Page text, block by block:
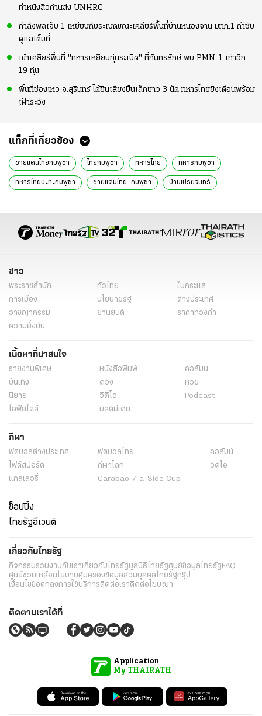
ทำหนังสือค้านส่ง UNHRC
กำลังพลเจ็บ 1 เหยียบกับระเบิดขณะเคลียร์พื้นที่บ้านหนองจาน มทภ.1 กำชับ
ดูแลเต็มที่
เข้าเคลียร์พื้นที่ "ทหารเหยียบทุ่นระเบิด" ที่กันทรลักษ์ พบ PMN-1 เก่าอีก
19 ทุ่น
พื้นที่ช่องเหว จ.สุรินทร์ ได้ยินเสียงปืนเล็กยาว 3 นัด ทหารไทยยิงเตือนพร้อม
เฝ้าระวัง
แท็กที่เกี่ยวข้อง
ชายแดนไทยกัมพูชา ไทยกัมพูชา ทหารไทย ทหารกัมพูชา
ทหารไทยปะทะกัมพูชา ชายแดนไทย–กัมพูชา บ้านเปรยจันทร์
ข่าว
พระราชสำนัก ทั่วไทย
ในกระแส
การเมือง
นโยบายรัฐ
ต่างประเทศ
อาชญากรรม
ยานยนต์
ราคาทองคำ
ความยั่งยืน
เนื้อหาที่น่าสนใจ
รายงานพิเศษ หนังสือพิมพ์
คอลัมน์
บันเทิง
ดวง
หวย
นิยาย
วิดีโอ
Podcast
ไลฟ์สไตล์
มัลติมีเดีย
กีฬา
ฟุตบอลต่่างประเทศ ฟุตบอลไทย
คอลัมน์
ไฟต์สปอร์ต
กีฬาโลก
วิดีโอ
แกลเลอรี่
Carabao 7-a-Side Cup
ช็อปปิ้ง
ไทยรัฐอีเวนต์
เกี่ยวกับไทยรัฐ
กิจกรรมร่วมงานกับเราเกี่ยวกับไทยรัฐมูลนิธิไทยรัฐศูนย์ข้อมูลไทยรัฐFAQ
ศูนย์ช่วยเหลือนโยบายคุ้มครองข้อมูลส่วนบุคคลไทยรัฐกรุ๊ป
เงื่อนไขข้อตกลงการใช้บริการติดต่อเราติดต่อโฆษณา
ติดตามเราได้ที่
Application
My THAIRATH